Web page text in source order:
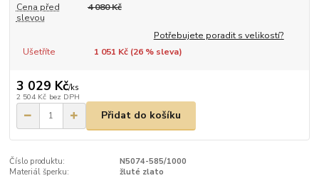
Cena před
slevou
4 080 Kč
Potřebujete poradit s velikostí?
Ušetříte
1 051 Kč (26% sleva)
3 029 Kč/ks
2 504 Kč bez DPH
Přidat do košíku
Číslo produktu:
N5074-585/1000
Materiál šperku:
žluté zlato